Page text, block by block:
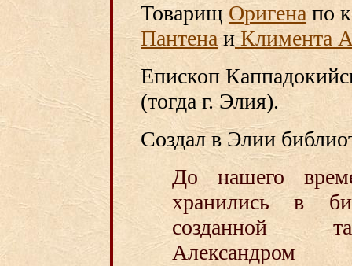
Товарищ Оригена по
ПантенаиКлимента
Епископ
(тогда г. Элия).
Создал в Элии
До нашего
хранились в
созданной
Александром